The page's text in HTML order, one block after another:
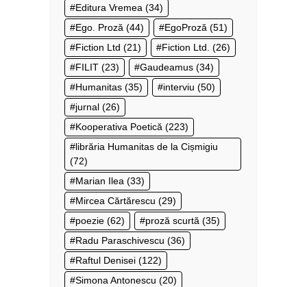
Editura Vremea (34)
Ego. Proză (44) EgoProză (51)
Fiction Ltd (21) Fiction Ltd. (26)
FILIT (23) Gaudeamus (34)
Humanitas (35) interviu (50)
jurnal (26)
Kooperativa Poetică (223)
librăria Humanitas de la Cișmigiu
(72)
Marian Ilea (33)
Mircea Cărtărescu (29)
poezie (62) proză scurtă (35)
Radu Paraschivescu (36)
Raftul Denisei (122)
Simona Antonescu (20)